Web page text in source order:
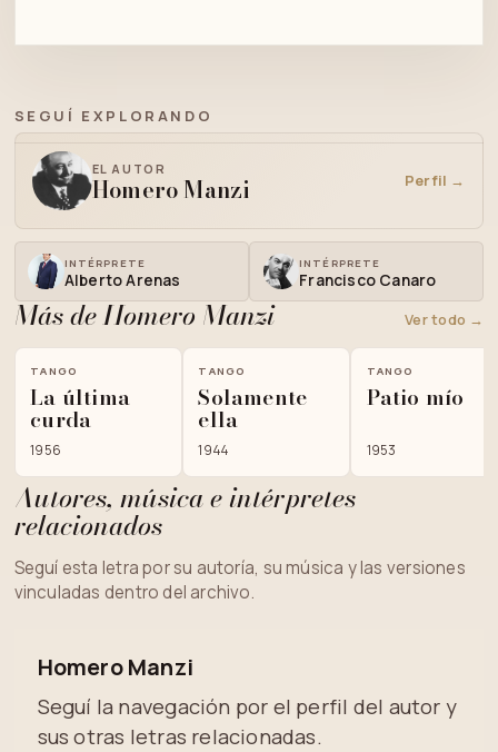
SEGUÍ EXPLORANDO
EL AUTOR
Homero Manzi Perfil →
INTÉRPRETE
Alberto Arenas
INTÉRPRETE
Francisco Canaro
Más de Homero Manzi Ver todo →
TANGO
La última
curda
1956
TANGO
Solamente
ella
1944
TANGO
Patio mío
1953
Autores, música e intérpretes
relacionados
Seguí esta letra por su autoría, su música y las versiones
vinculadas dentro del archivo.
Homero Manzi
Seguí la navegación por el perfil del autor y
sus otras letras relacionadas.